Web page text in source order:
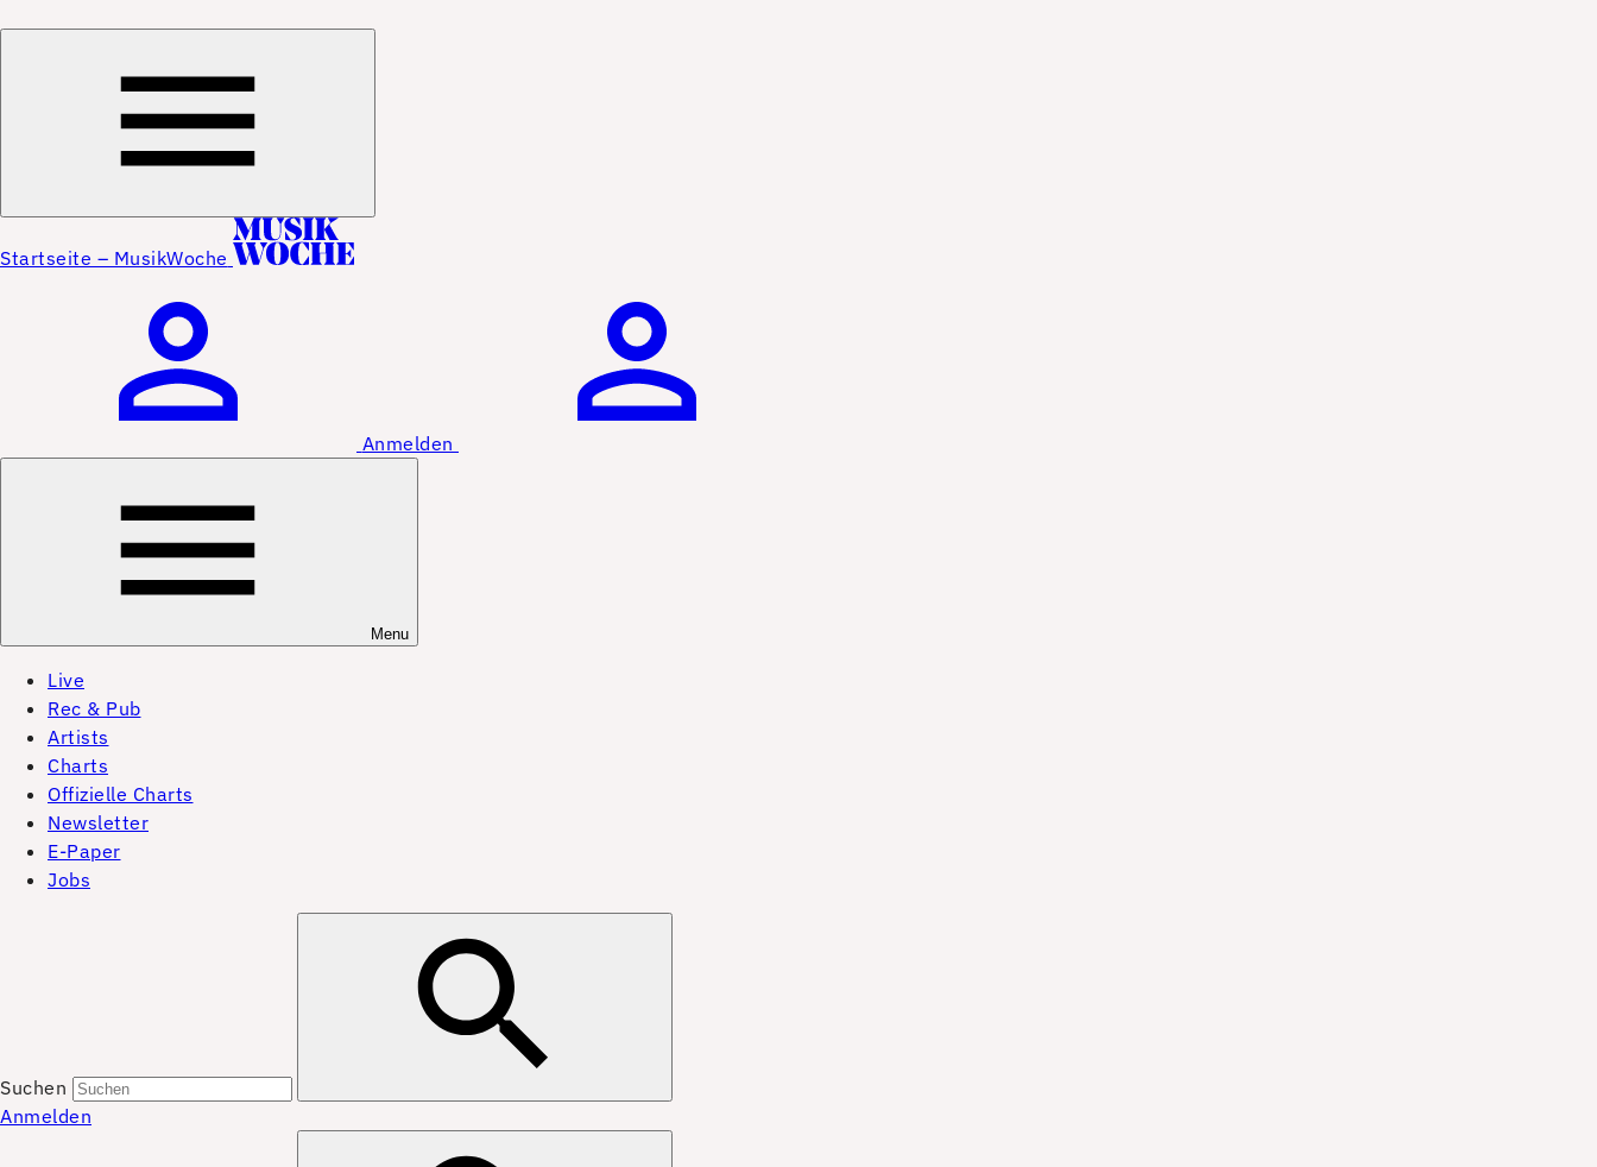
Startseite – MusikWoche
Anmelden
Menu
Live
Rec & Pub
Artists
Charts
Offizielle Charts
Newsletter
E-Paper
Jobs
Suchen
Anmelden